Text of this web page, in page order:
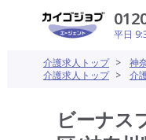
平日
介護求人トップ > 神
介護求人トップ > 介
ビーナス